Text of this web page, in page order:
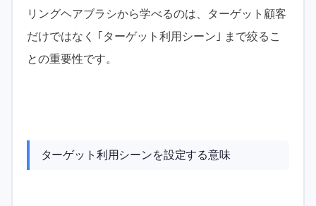
リングヘアブラシから学べるのは、ターゲット顧客
だけではなく ｢ターゲット利用シーン｣ まで絞るこ
との重要性です。
ターゲット利用シーンを設定する意味